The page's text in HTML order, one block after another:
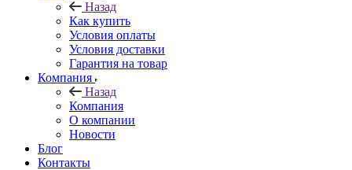
Назад
Как купить
Условия оплаты
Условия доставки
Гарантия на товар
Компания
Назад
Компания
О компании
Новости
Блог
Контакты